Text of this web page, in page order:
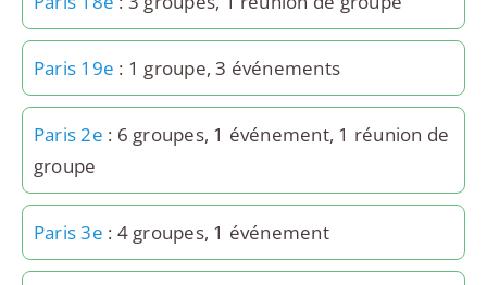
Paris 19e : 1 groupe, 3 événements
Paris 2e : 6 groupes, 1 événement, 1 réunion de
groupe
Paris 3e : 4 groupes, 1 événement